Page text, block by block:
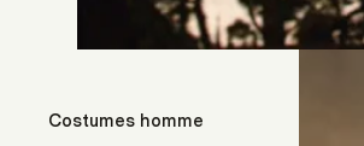
Costumes homme